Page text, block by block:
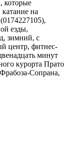
которые
на
езды,
зимний, с
центр, фитнес-
минут
курорта Прато
Сопрана,